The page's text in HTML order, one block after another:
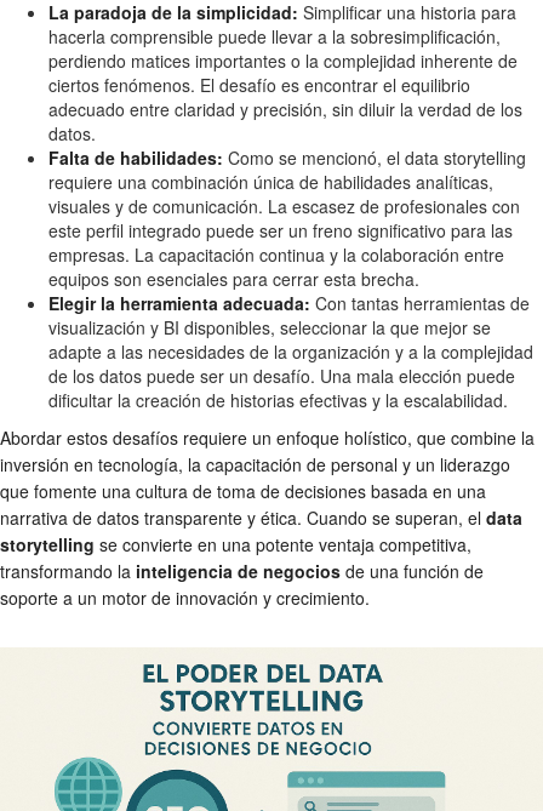
La paradoja de la simplicidad: Simplificar una historia para
hacerla comprensible puede llevar a la sobresimplificación,
perdiendo matices importantes o la complejidad inherente de
ciertos fenómenos. El desafío es encontrar el equilibrio
adecuado entre claridad y precisión, sin diluir la verdad de los
datos.
Falta de habilidades: Como se mencionó, el data storytelling
requiere una combinación única de habilidades analíticas,
visuales y de comunicación. La escasez de profesionales con
este perfil integrado puede ser un freno significativo para las
empresas. La capacitación continua y la colaboración entre
equipos son esenciales para cerrar esta brecha.
Elegir la herramienta adecuada: Con tantas herramientas de
visualización y BI disponibles, seleccionar la que mejor se
adapte a las necesidades de la organización y a la complejidad
de los datos puede ser un desafío. Una mala elección puede
dificultar la creación de historias efectivas y la escalabilidad.
Abordar estos desafíos requiere un enfoque holístico, que combine la
inversión en tecnología, la capacitación de personal y un liderazgo
que fomente una cultura de toma de decisiones basada en una
narrativa de datos transparente y ética. Cuando se superan, el data
storytelling se convierte en una potente ventaja competitiva,
transformando la inteligencia de negocios de una función de
soporte a un motor de innovación y crecimiento.